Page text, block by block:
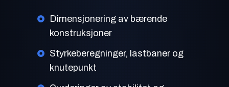
Dimensjonering av bærende
konstruksjoner
Styrkeberegninger, lastbaner og
knutepunkt